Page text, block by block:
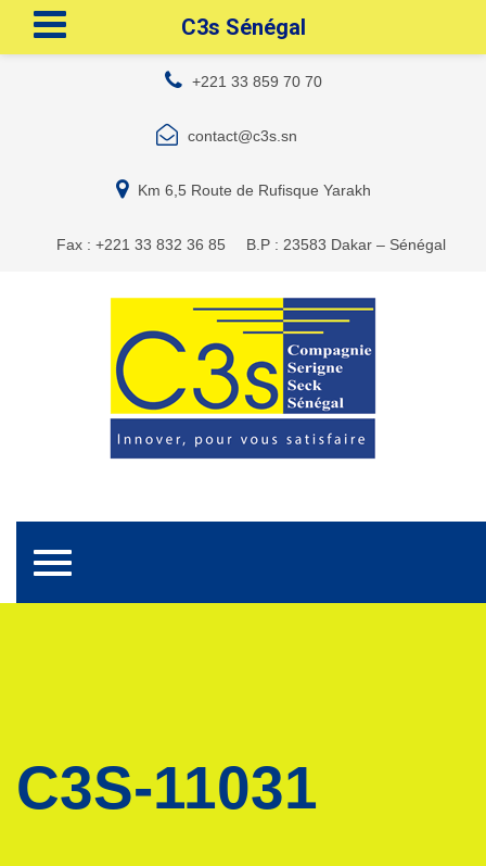
+221 33 859 70 70
contact@c3s.sn
Km 6,5 Route de Rufisque Yarakh
Fax : +221 33 832 36 85 B.P : 23583 Dakar – Sénégal
Toggle navigation
C3S-11031
C3s Sénégal